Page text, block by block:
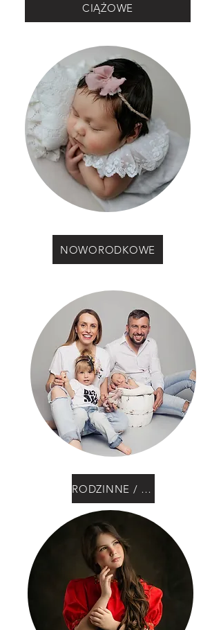
CIĄŻOWE
NOWORODKOWE
RODZINNE / DZIECIĘCE